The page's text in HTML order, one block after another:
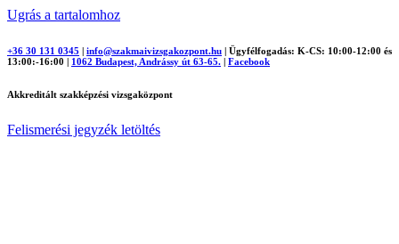
Ugrás a tartalomhoz
+36 30 131 0345 | info@szakmaivizsgakozpont.hu | Ügyfélfogadás: K-CS: 10:00-12:00 és
13:00:-16:00 | 1062 Budapest, Andrássy út 63-65. | Facebook
Akkreditált szakképzési vizsgaközpont
Felismerési jegyzék letöltés